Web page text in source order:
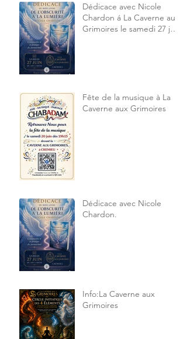
Dédicace avec Nicole
Chardon á La Caverne aux
Grimoires le samedi 27 juin
Fête de la musique à La
Caverne aux Grimoires
Dédicace avec Nicole
Chardon.
Info:La Caverne aux
Grimoires